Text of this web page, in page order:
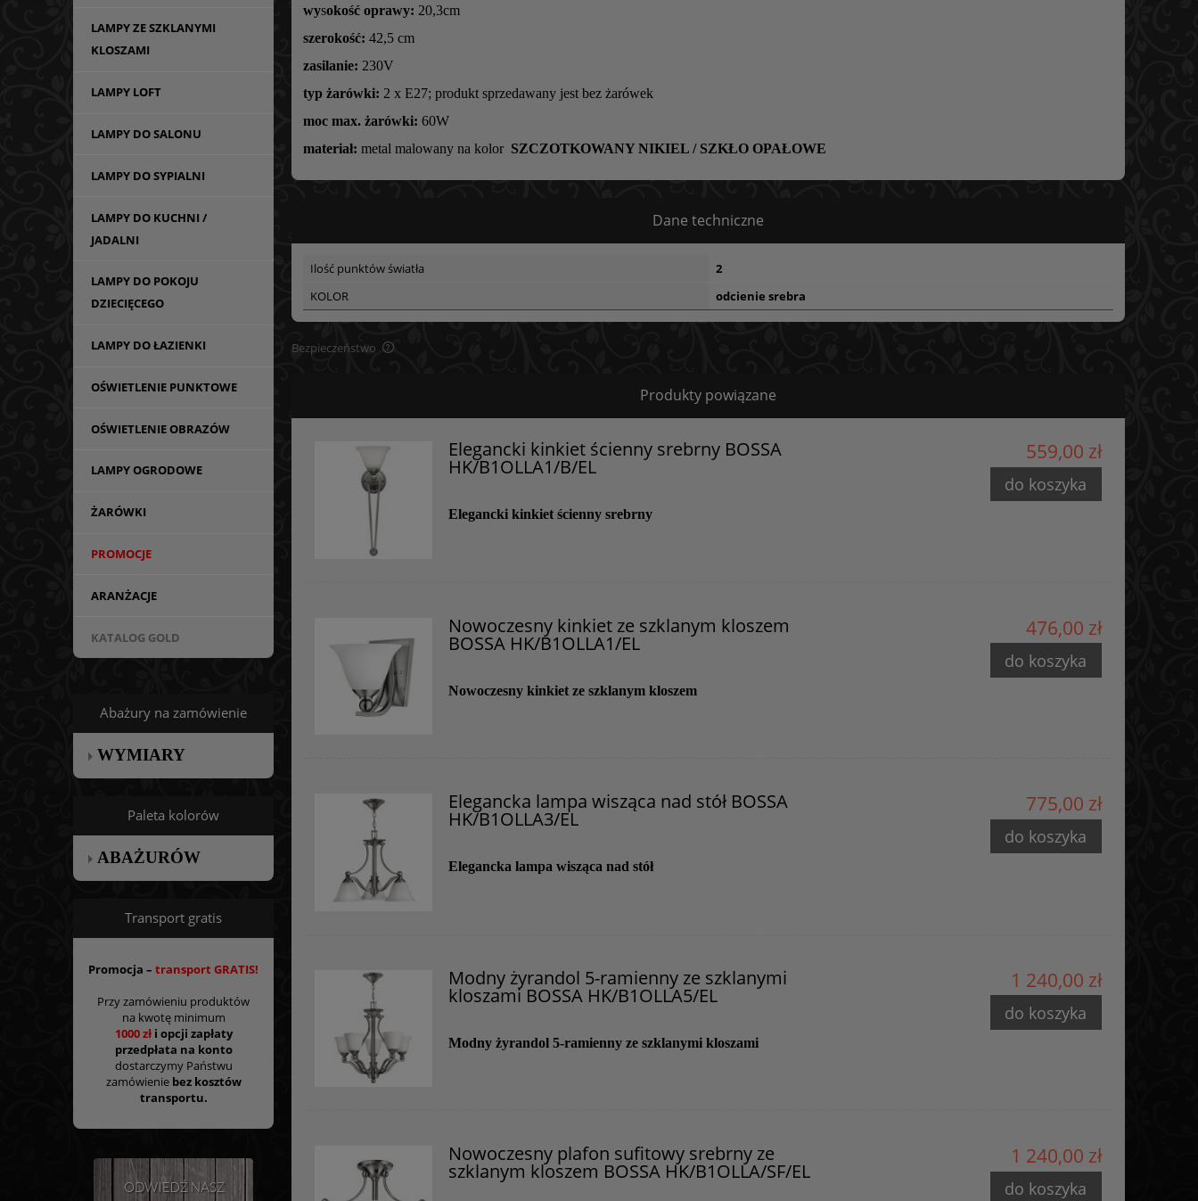
LAMPY ZE SZKLANYMI
KLOSZAMI
LAMPY LOFT
LAMPY DO SALONU
LAMPY DO SYPIALNI
LAMPY DO KUCHNI /
JADALNI
LAMPY DO POKOJU
DZIECIĘCEGO
LAMPY DO ŁAZIENKI
OŚWIETLENIE PUNKTOWE
OŚWIETLENIE OBRAZÓW
LAMPY OGRODOWE
ŻARÓWKI
PROMOCJE
ARANŻACJE
KATALOG GOLD
Abażury na zamówienie
WYMIARY
Paleta kolorów
ABAŻURÓW
Transport gratis
Promocja – transport GRATIS!
Przy zamówieniu produktów
na kwotę minimum
1000 złi opcji zapłaty
przedpłata na konto
dostarczymy Państwu
zamówienie bez kosztów
transportu.
wysokość oprawy: 20,3cm
szerokość: 42,5 cm
zasilanie: 230V
typ żarówki: 2 x E27; produkt sprzedawany jest bez żarówek
moc max. żarówki: 60W
materiał: metal malowany na kolor SZCZOTKOWANY NIKIEL / SZKŁO OPAŁOWE
Dane techniczne
Ilość punktów światła
2
KOLOR
odcienie srebra
Bezpieczeństwo
Certyfikaty i ostrzeżenie bezpieczeństwa
Posiada oznaczenie CE (zgodność z normami UE).
Producent
Produkty powiązane
Elegancki kinkiet ścienny srebrny BOSSA
HK/B1OLLA1/B/EL
Elegancki kinkiet ścienny srebrny
559,00 zł
do koszyka
Nowoczesny kinkiet ze szklanym kloszem
BOSSA HK/B1OLLA1/EL
Nowoczesny kinkiet ze szklanym kloszem
476,00 zł
do koszyka
Elegancka lampa wisząca nad stół BOSSA
HK/B1OLLA3/EL
Elegancka lampa wisząca nad stół
775,00 zł
do koszyka
Modny żyrandol 5-ramienny ze szklanymi
kloszami BOSSA HK/B1OLLA5/EL
Modny żyrandol 5-ramienny ze szklanymi kloszami
1 240,00 zł
do koszyka
Nowoczesny plafon sufitowy srebrny ze
szklanym kloszem BOSSA HK/B1OLLA/SF/EL
1 240,00 zł
do koszyka